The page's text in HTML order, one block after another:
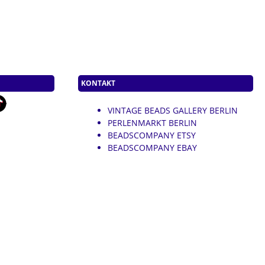
KONTAKT
VINTAGE BEADS GALLERY BERLIN
PERLENMARKT BERLIN
BEADSCOMPANY ETSY
BEADSCOMPANY EBAY